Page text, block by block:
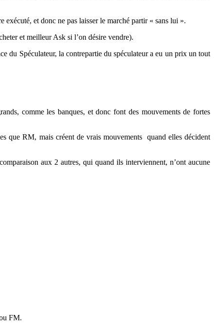
exécuté, et donc ne pas laisser le marché partir « sans lui ».
et meilleur Ask si l’on désire vendre).
du Spéculateur, la contrepartie du spéculateur a eu un prix un tout
comme les banques, et donc font des mouvements de fortes
que RM, mais créent de vrais mouvements quand elles décident
aux 2 autres, qui quand ils interviennent, n’ont aucune
FM.